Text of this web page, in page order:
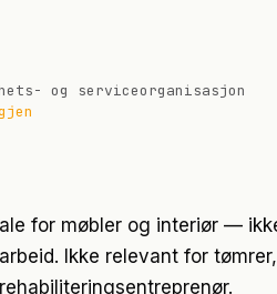
og serviceorganisasjon
for møbler og interiør —
Ikke relevant for tømrer,